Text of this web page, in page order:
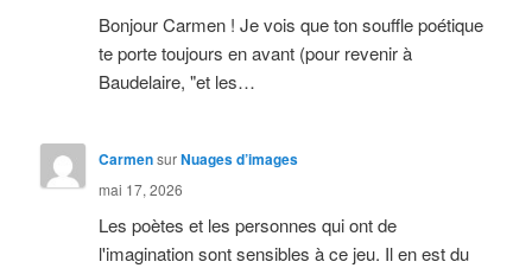
Bonjour Carmen ! Je vois que ton souffle poétique
te porte toujours en avant (pour revenir à
Baudelaire, "et les…
CarmensurNuages d’images
mai 17, 2026
Les poètes et les personnes qui ont de
l'imagination sont sensibles à ce jeu. Il en est du